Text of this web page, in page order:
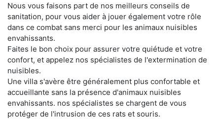
Nous vous faisons part de nos meilleurs conseils de
sanitation, pour vous aider à jouer également votre rôle
dans ce combat sans merci pour les animaux nuisibles
envahissants.
Faites le bon choix pour assurer votre quiétude et votre
confort, et appelez nos spécialistes de l'extermination de
nuisibles.
Une villa s'avère être généralement plus confortable et
accueillante sans la présence d'animaux nuisibles
envahissants. nos spécialistes se chargent de vous
protéger de l'intrusion de ces rats et souris.